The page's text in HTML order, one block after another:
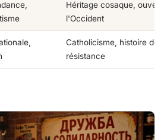
Héritage cosaque,
l'Occident
Catholicisme, histoire de
résistance